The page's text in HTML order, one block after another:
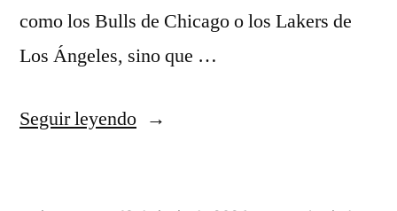
como los Bulls de Chicago o los Lakers de
Los Ángeles, sino que …
Seguir leyendo«camiseta